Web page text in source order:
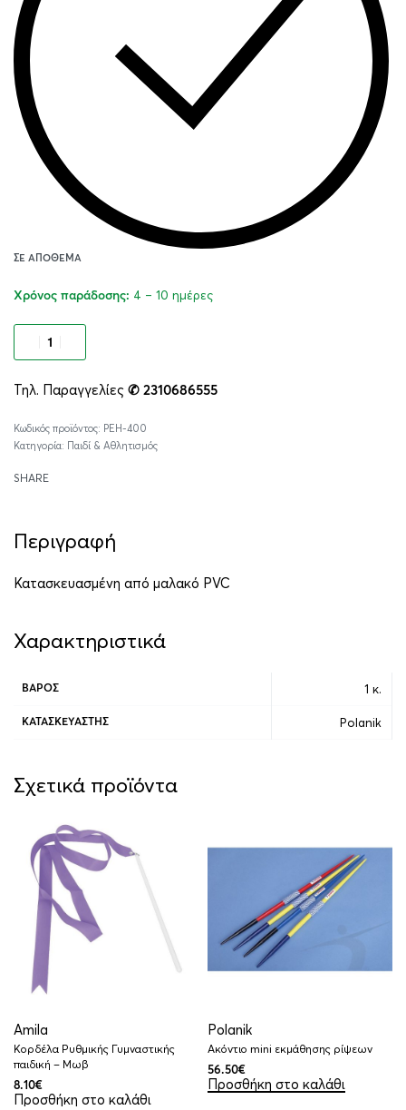
ΣΕ ΑΠΌΘΕΜΑ
Χρόνος παράδοσης: 4 – 10 ημέρες
Τηλ. Παραγγελίες ✆ 2310686555
PEH-400
Κατηγορία: Παιδί & Αθλητισμός
SHARE
Περιγραφή
Κατασκευασμένη από μαλακό PVC
Χαρακτηριστικά
ΒΆΡΟΣ 1 κ.
ΚΑΤΑΣΚΕΥΑΣΤΉΣ Polanik
Σχετικά προϊόντα
Amila
Κορδέλα Ρυθμικής Γυμναστικής
παιδική – Μωβ
8.10€
Προσθήκη στο καλάθι
Polanik
Ακόντιο mini εκμάθησης ρίψεων
56.50€
Προσθήκη στο καλάθι